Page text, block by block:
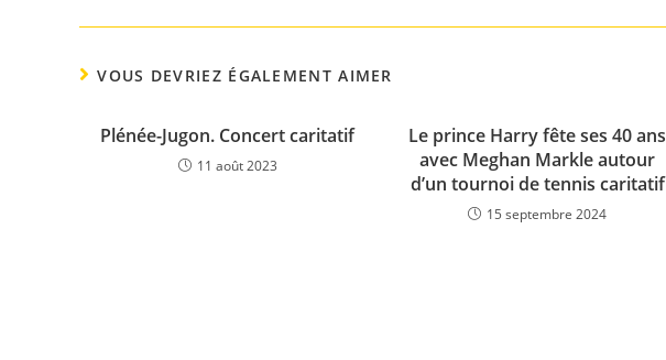
VOUS DEVRIEZ ÉGALEMENT AIMER
Plénée-Jugon. Concert caritatif
11 août 2023
Le prince Harry fête ses 40 ans
avec Meghan Markle autour
d’un tournoi de tennis caritatif
15 septembre 2024